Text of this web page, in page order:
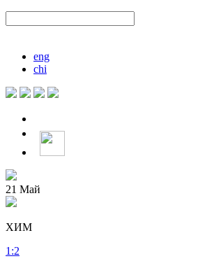
eng
chi
21 Май
ХИМ
1 :2